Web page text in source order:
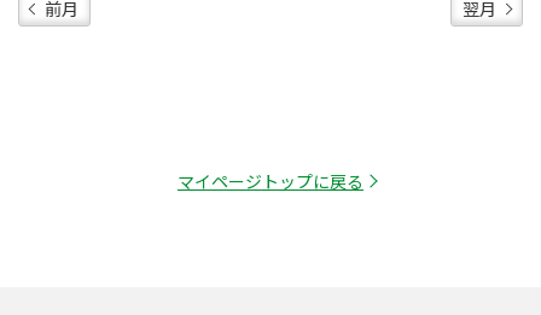
前月 翌月
マイページトップに戻る